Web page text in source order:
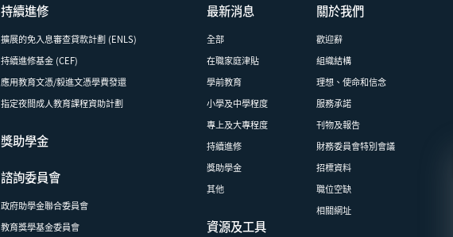
持續進修
擴展的免入息審查貸款計劃 (ENLS)
持續進修基金 (CEF)
應用教育文憑/毅進文憑學費發還
指定夜間成人教育課程資助計劃
獎助學金
諮詢委員會
政府助學金聯合委員會
教育獎學基金委員會
最新消息
全部
在職家庭津貼
學前教育
小學及中學程度
專上及大專程度
持續進修
獎助學金
其他
資源及工具
關於我們
歡迎辭
組織結構
理想、使命和信念
服務承諾
刊物及報告
財務委員會特別會議
招標資料
職位空缺
相關網址